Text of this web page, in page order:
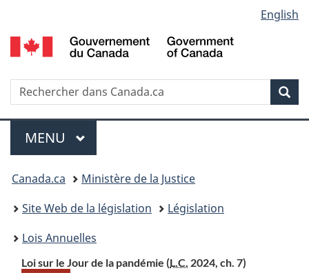
au
contenu
propos
de
la
HTML
simplifiée
selection
English
Recherche
Menu
MENU PRINCIPAL
Vous
etes
ici
Canada.ca
Ministère de la Justice
Site Web de la législation
Législation
Lois Annuelles
Loi sur le Jour de la pandémie (L.C. 2024, ch. 7)